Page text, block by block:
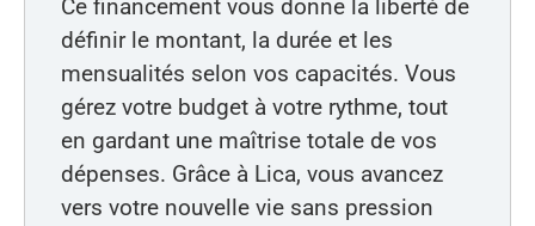
Ce financement vous donne la liberté de
définir le montant, la durée et les
mensualités selon vos capacités. Vous
gérez votre budget à votre rythme, tout
en gardant une maîtrise totale de vos
dépenses. Grâce à Lica, vous avancez
vers votre nouvelle vie sans pression